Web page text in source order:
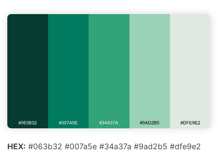
HEX: #063b32 #007a5e #34a37a #9ad2b5 #dfe9e2